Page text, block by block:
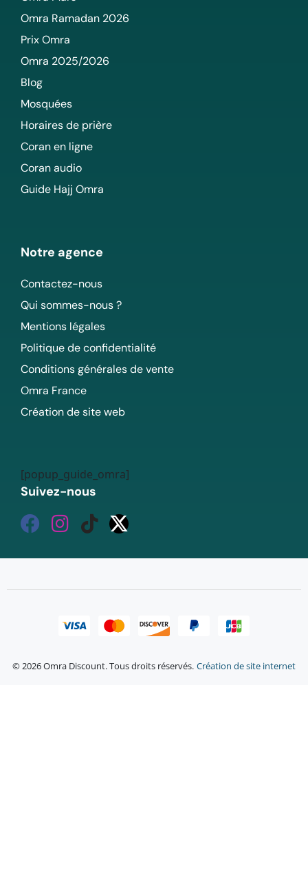
Omra Ramadan 2026
Prix Omra
Omra 2025/2026
Blog
Mosquées
Horaires de prière
Coran en ligne
Coran audio
Guide Hajj Omra
Notre agence
Contactez-nous
Qui sommes-nous ?
Mentions légales
Politique de confidentialité
Conditions générales de vente
Omra France
Création de site web
[popup_guide_omra]
Suivez-nous
© 2026 Omra Discount. Tous droits réservés. Création de site internet